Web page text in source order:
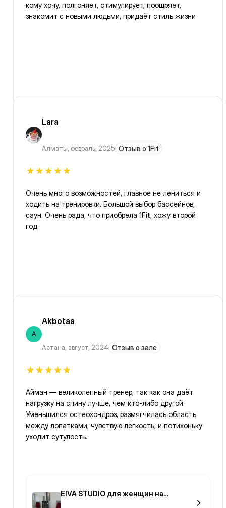
кому хочу, полгоняет, стимулирует, поощряет,
знакомит с новыми людьми, придаёт стиль жизни
Lara
Алматы, февраль, 2025 Отзыв о 1Fit
Очень много возможностей, главное не лениться и
ходить на тренировки. Большой выбор бассейнов,
саун. Очень рада, что приобрела 1Fit, хожу второй
год.
A
Akbotaa
Астана, август, 2024 Отзыв о зале
Айман — великолепный тренер, так как она даёт
нагрузку на спину лучше, чем кто-либо другой.
Уменьшился остеохондроз, размягчилась область
между лопатками, чувствую лёгкость, и потихоньку
уходит сутулость.
EIVA STUDIO для женщин на